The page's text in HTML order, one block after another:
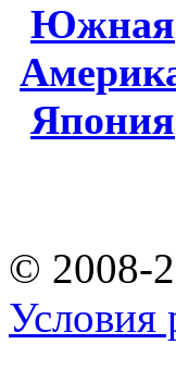
Южная
Япония
© 2008-
Условия